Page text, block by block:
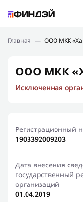
Подбор займа
Новости
Финансовое
Главная — ООО МКК
ООО МКК
Исключенная
Регистрационный
1903392009203
Дата внесения
государственный
организаций
01.04.2019
Ошибка:
Спасибо, что
Мы свяжемся с
результат